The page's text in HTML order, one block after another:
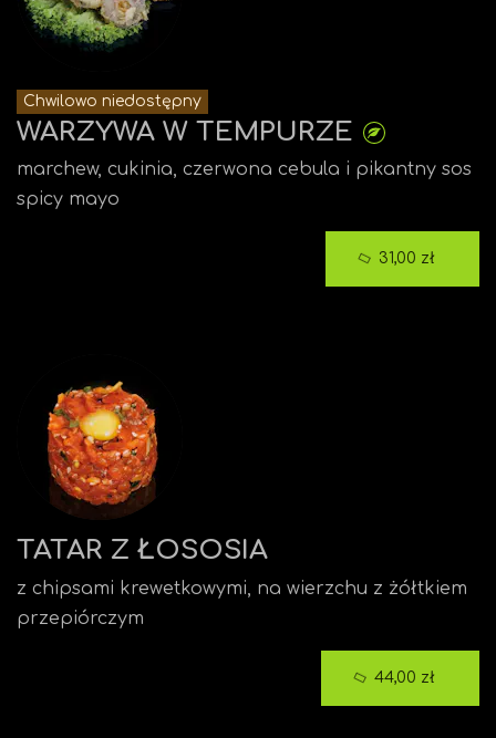
Chwilowo niedostępny
WARZYWA W TEMPURZE
marchew, cukinia, czerwona cebula i pikantny sos
spicy mayo
TATAR Z ŁOSOSIA
z chipsami krewetkowymi, na wierzchu z żółtkiem
przepiórczym